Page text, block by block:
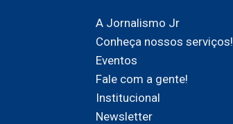
A Jornalismo Jr
Conheça nossos serviços!
Eventos
Fale com a gente!
Institucional
Newsletter